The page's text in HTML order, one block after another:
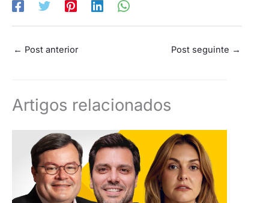
← Post anterior Post seguinte →
Artigos relacionados